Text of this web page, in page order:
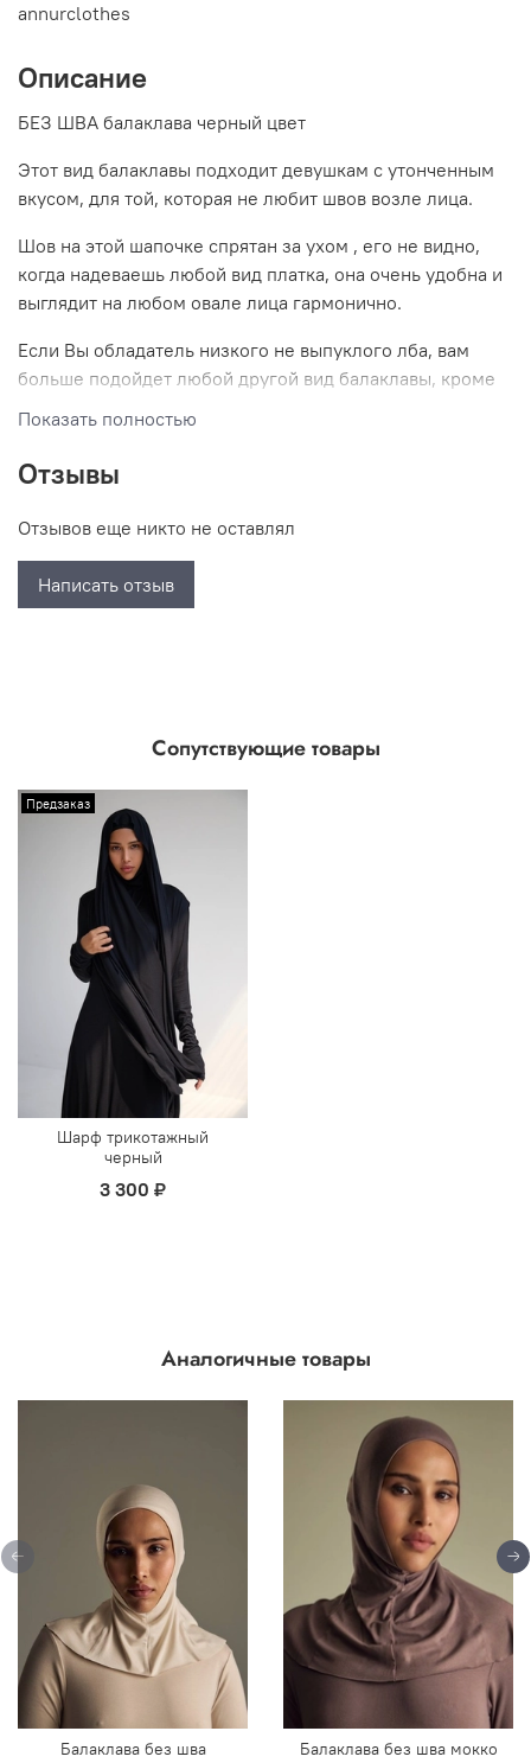
annurclothes
Описание
БЕЗ ШВА балаклава черный цвет
Этот вид балаклавы подходит девушкам с утонченным
вкусом, для той, которая не любит швов возле лица.
Шов на этой шапочке спрятан за ухом , его не видно,
когда надеваешь любой вид платка, она очень удобна и
выглядит на любом овале лица гармонично.
Если Вы обладатель низкого не выпуклого лба, вам
больше подойдет любой другой вид балаклавы, кроме
без шва и двухслойной, ибо они могут не прилегать на
В шапочку без шва удобно заправлять шелковый шарф и
классическую и утонченную , они держат лучше из-за
того, что там есть шов.
Если вы носите шапочку в комплекте с нашим шарфом,
ней можно надеть более широкий вырез платья и блузы
Мы изготавливаем свой трикотаж, он упругий,
натуральный, дышащий и качественный.
Черный цвет- это классика, элегантный и
самодостаточный, самый желательный цвет хиджаба
мусульманки
В тон к балаклаве можно приобрести наш трикотажный
шарф, чтобы хиджаб смотрелся гармонично
Показать полностью
Отзывы
Отзывов еще никто не оставлял
Написать отзыв
Сопутствующие товары
Предзаказ
Шарф трикотажный
черный
3 300 ₽
Аналогичные товары
Балаклава без шва
Балаклава без шва мокко